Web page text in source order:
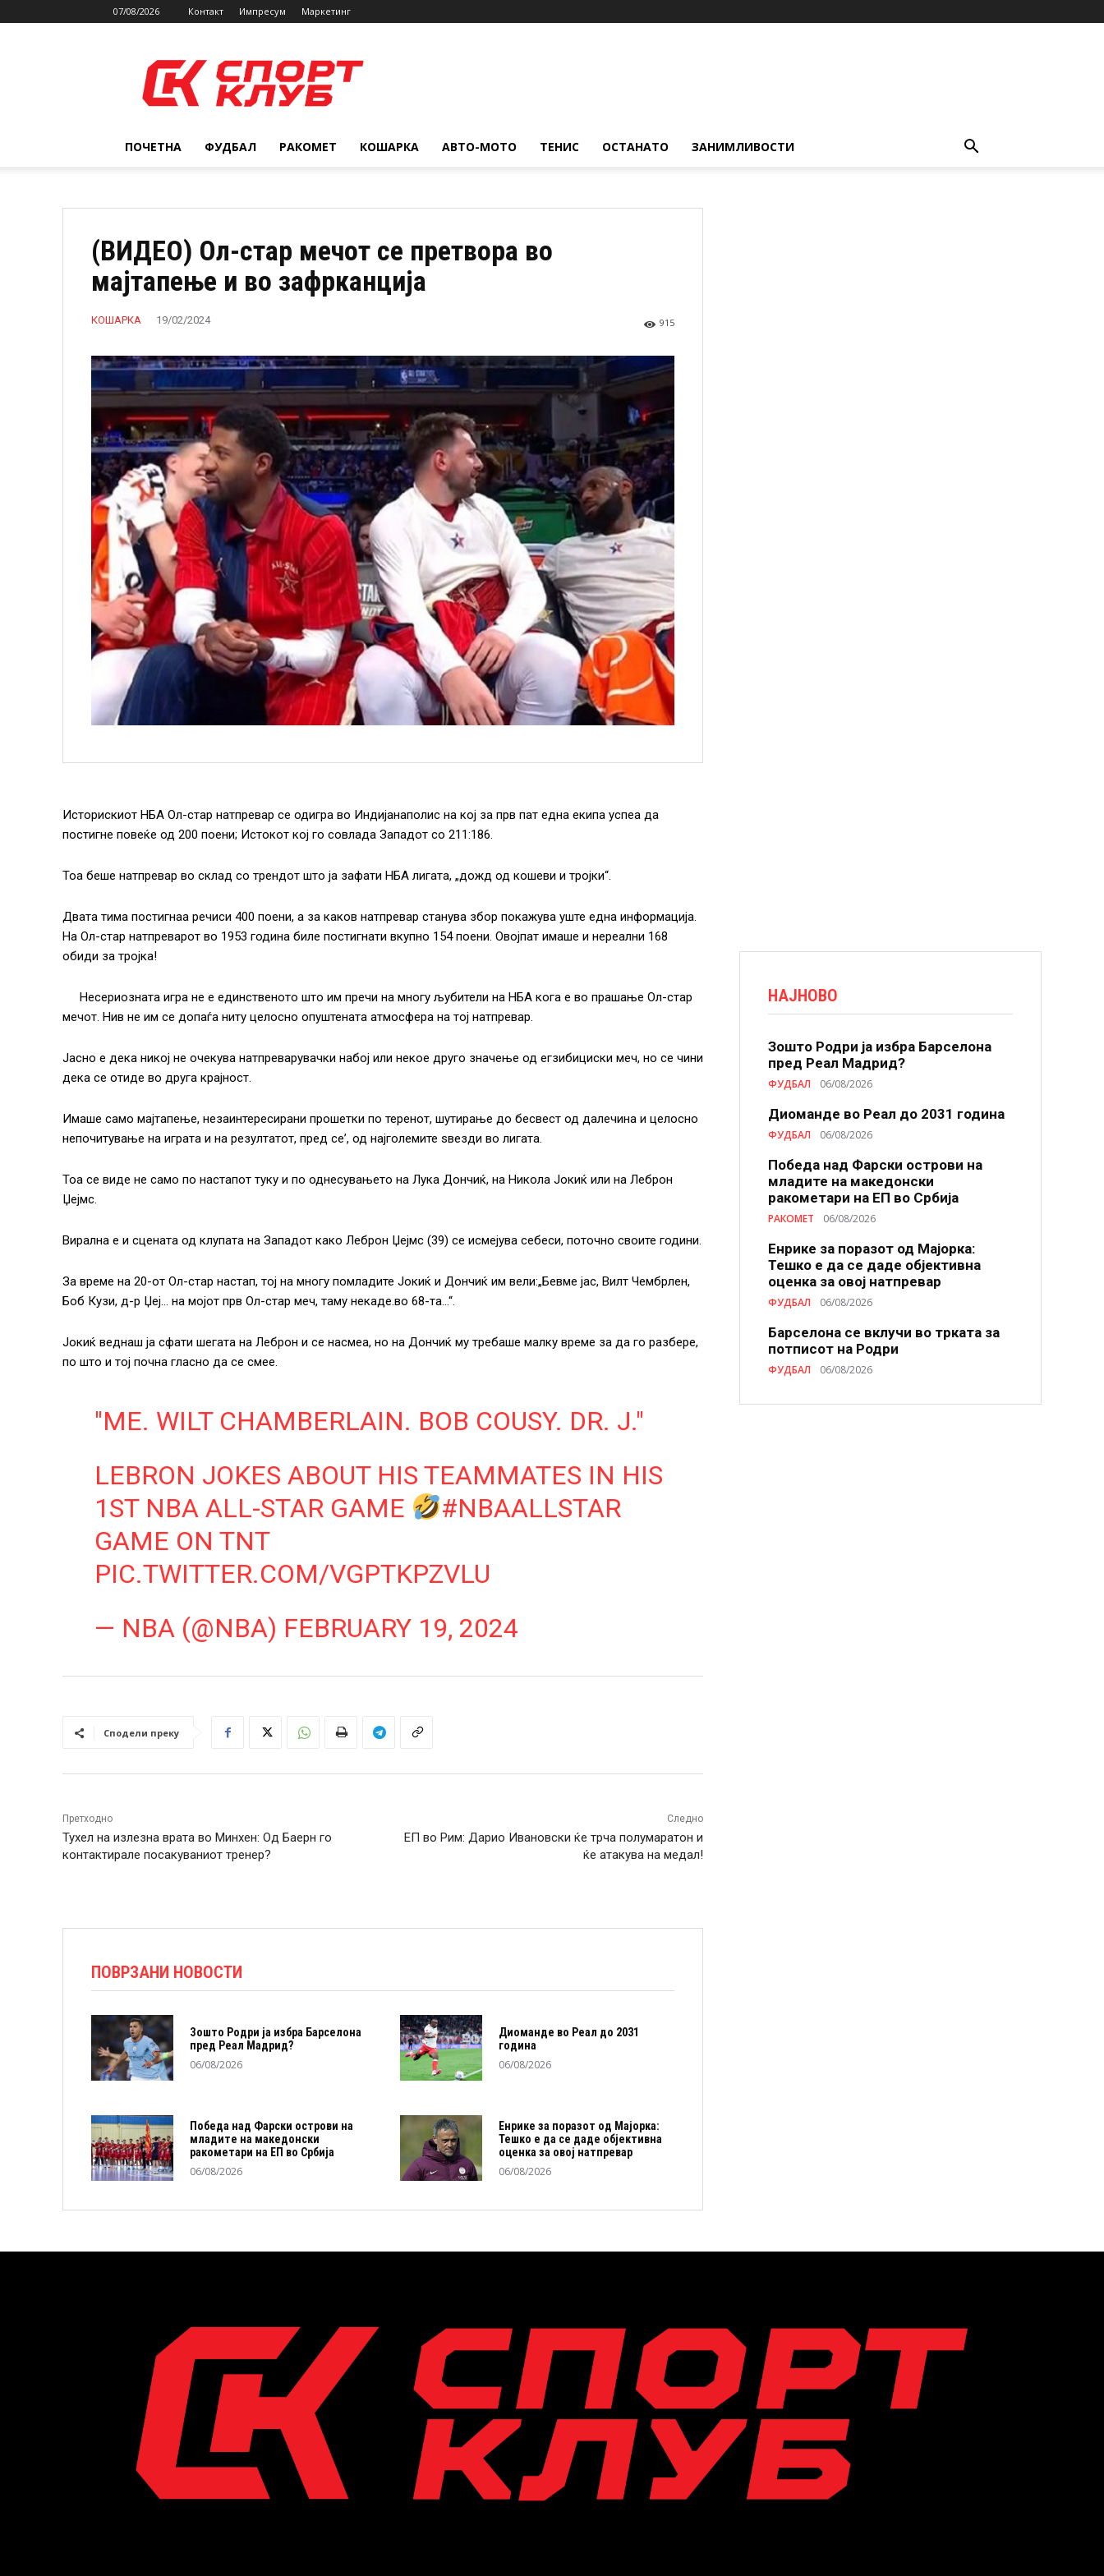
07/08/2026 Контакт Импресум Маркетинг
ПОЧЕТНА ФУДБАЛ РАКОМЕТ КОШАРКА АВТО-МОТО ТЕНИС ОСТАНАТО ЗАНИМЛИВОСТИ
(ВИДЕО) Ол-стар мечот се претвора во
мајтапење и во зафрканција
КОШАРКА 19/02/2024 915
Историскиот НБА Ол-стар натпревар се одигра во Индијанаполис на кој за прв пат една екипа успеа да
постигне повеќе од 200 поени; Истокот кој го совлада Западот со 211:186.
Тоа беше натпревар во склад со трендот што ја зафати НБА лигата, „дожд од кошеви и тројки“.
Двата тима постигнаа речиси 400 поени, а за каков натпревар станува збор покажува уште една информација.
На Ол-стар натпреварот во 1953 година биле постигнати вкупно 154 поени. Овојпат имаше и нереални 168
обиди за тројка!
Несериозната игра не е единственото што им пречи на многу љубители на НБА кога е во прашање Ол-стар
мечот. Нив не им се допаѓа ниту целосно опуштената атмосфера на тој натпревар.
Јасно е дека никој не очекува натпреварувачки набој или некое друго значење од егзибициски меч, но се чини
дека се отиде во друга крајност.
Имаше само мајтапење, незаинтересирани прошетки по теренот, шутирање до бесвест од далечина и целосно
непочитување на играта и на резултатот, пред се’, од најголемите ѕвезди во лигата.
Тоа се виде не само по настапот туку и по однесувањето на Лука Дончиќ, на Никола Јокиќ или на Леброн
Џејмс.
Вирална е и сцената од клупата на Западот како Леброн Џејмс (39) се исмејува себеси, поточно своите години.
За време на 20-от Ол-стар настап, тој на многу помладите Јокиќ и Дончиќ им вели:„Бевме јас, Вилт Чембрлен,
Боб Кузи, д-р Џеј… на мојот прв Ол-стар меч, таму некаде.во 68-та…“.
Јокиќ веднаш ја сфати шегата на Леброн и се насмеа, но на Дончиќ му требаше малку време за да го разбере,
по што и тој почна гласно да се смее.
"ME. WILT CHAMBERLAIN. BOB COUSY. DR. J."
LEBRON JOKES ABOUT HIS TEAMMATES IN HIS
1ST NBA ALL-STAR GAME
#NBAALLSTAR
GAME ON TNT
PIC.TWITTER.COM/VGPTKPZVLU
— NBA (@NBA) FEBRUARY 19, 2024
Сподели преку
Претходно
Тухел на излезна врата во Минхен: Од Баерн го
контактирале посакуваниот тренер?
Следно
ЕП во Рим: Дарио Ивановски ќе трча полумаратон и
ќе атакува на медал!
ПОВРЗАНИ НОВОСТИ
Зошто Родри ја избра Барселона
пред Реал Мадрид?
06/08/2026
Диоманде во Реал до 2031
година
06/08/2026
Победа над Фарски острови на
младите на македонски
ракометари на ЕП во Србија
06/08/2026
Енрике за поразот од Мајорка:
Тешко е да се даде објективна
оценка за овој натпревар
06/08/2026
НАЈНОВО
Зошто Родри ја избра Барселона
пред Реал Мадрид?
ФУДБАЛ 06/08/2026
Диоманде во Реал до 2031 година
ФУДБАЛ 06/08/2026
Победа над Фарски острови на
младите на македонски
ракометари на ЕП во Србија
РАКОМЕТ 06/08/2026
Енрике за поразот од Мајорка:
Тешко е да се даде објективна
оценка за овој натпревар
ФУДБАЛ 06/08/2026
Барселона се вклучи во трката за
потписот на Родри
ФУДБАЛ 06/08/2026